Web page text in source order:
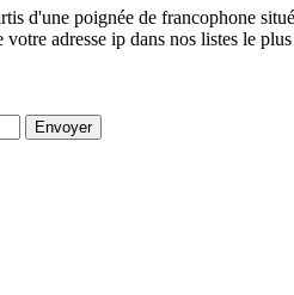
d'une poignée de francophone
adresse ip dans nos listes le